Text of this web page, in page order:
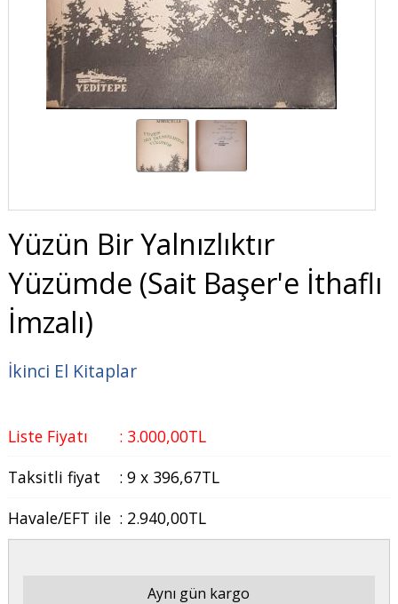
Yüzün Bir Yalnızlıktır
Yüzümde (Sait Başer'e İthaflı
İmzalı)
İkinci El Kitaplar
Liste Fiyatı : 3.000,00TL
Taksitli fiyat
: 9 x 396,67TL
Havale/EFT ile : 2.940,00TL
Aynı gün kargo